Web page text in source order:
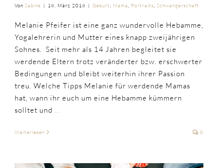
Von Sabine | 18. März 2018 | Geburt, Mama, Portraits, Schwangerschaft
Melanie Pfeifer ist eine ganz wundervolle Hebamme,
Yogalehrerin und Mutter eines knapp zweijährigen
Sohnes. Seit mehr als 14 Jahren begleitet sie
werdende Eltern trotz veränderter bzw. erschwerter
Bedingungen und bleibt weiterhin ihrer Passion
treu. Welche Tipps Melanie für werdende Mamas
hat, wann ihr euch um eine Hebamme kümmern
solltet und
Weiterlesen 0